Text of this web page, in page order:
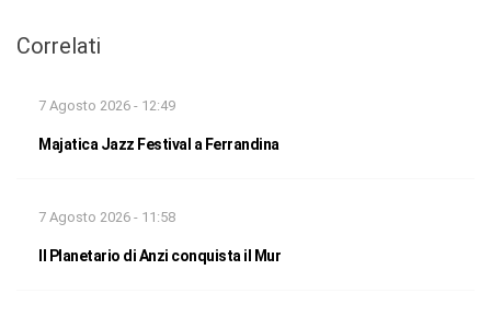
Correlati
7 Agosto 2026 - 12:49
Majatica Jazz Festival a Ferrandina
7 Agosto 2026 - 11:58
Il Planetario di Anzi conquista il Mur